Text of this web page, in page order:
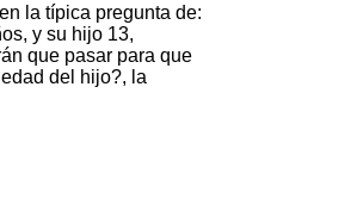
la típica pregunta de:
y su hijo 13,
que pasar para que
del hijo?, la